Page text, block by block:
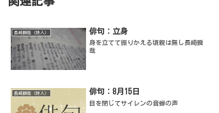
長崎瞬哉（詩人） 俳句：立身
身を立てて振りかえる頃親は無し長崎瞬
哉
長崎瞬哉（詩人） 俳句：8月15日
目を閉じてサイレンの音蝉の声